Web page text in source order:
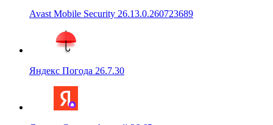
Avast Mobile Security 26.13.0.260723689
Яндекс Погода 26.7.30